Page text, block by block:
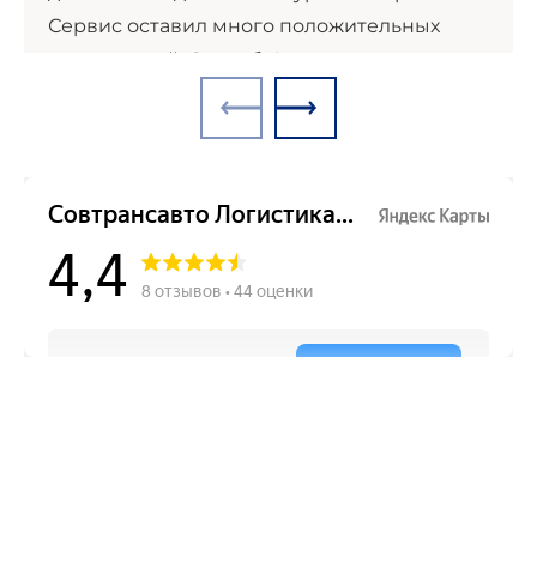
Сервис оставил много положительных
впечатлений. Спасибо!